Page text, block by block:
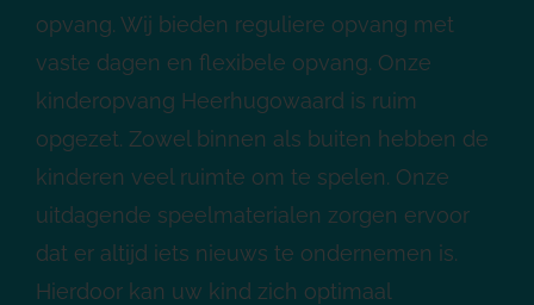
opvang. Wij bieden reguliere opvang met
vaste dagen en flexibele opvang. Onze
kinderopvang Heerhugowaard is ruim
opgezet. Zowel binnen als buiten hebben de
kinderen veel ruimte om te spelen. Onze
uitdagende speelmaterialen zorgen ervoor
dat er altijd iets nieuws te ondernemen is.
Hierdoor kan uw kind zich optimaal